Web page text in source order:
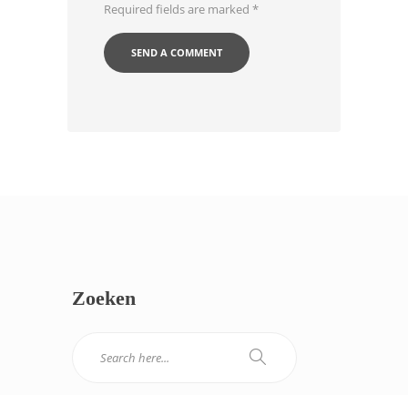
Required fields are marked *
Zoeken